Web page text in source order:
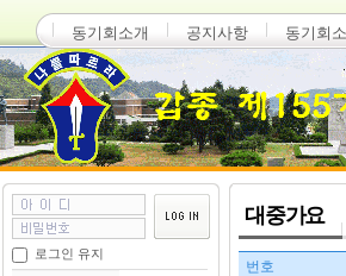
동기회소개 공지사항 동기회
로그인 유지
대중가요
번호